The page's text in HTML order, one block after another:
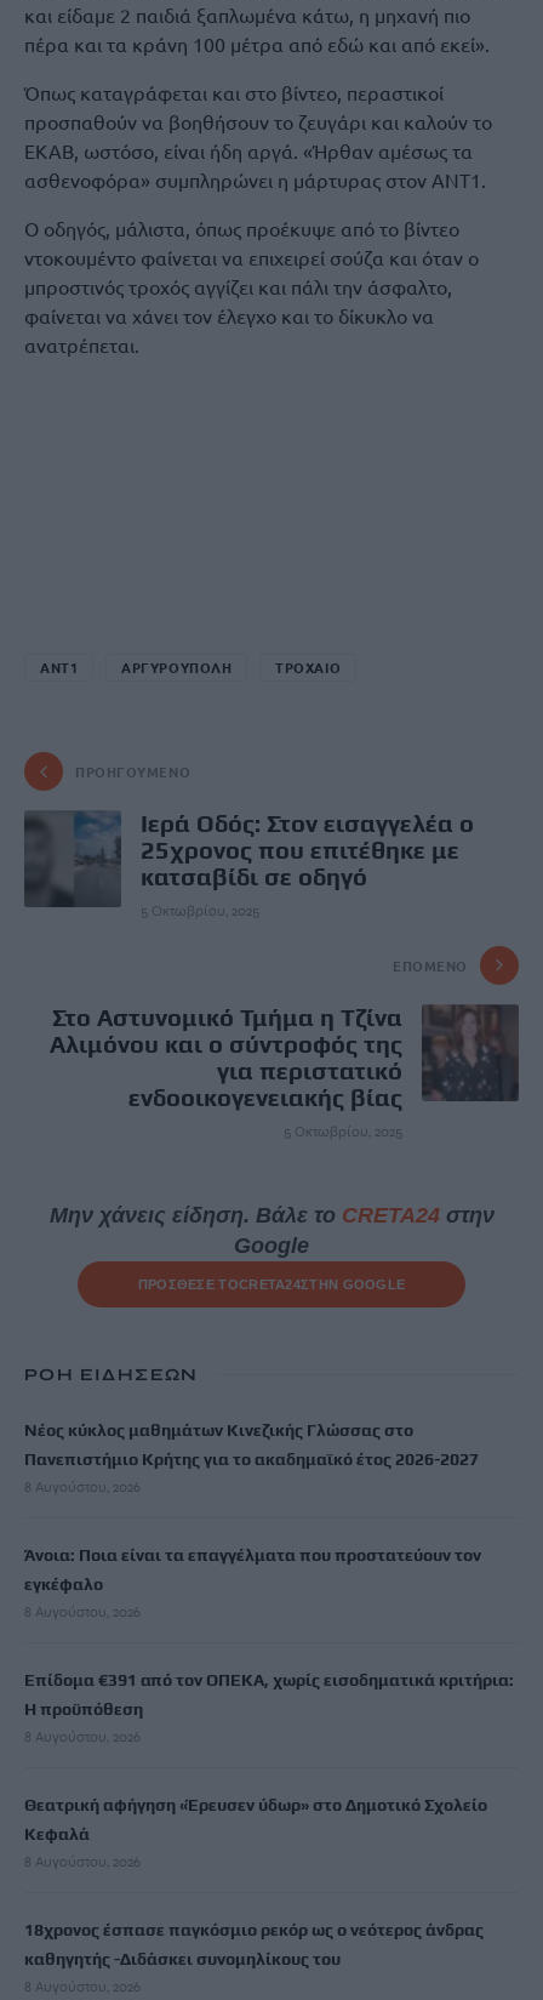
και είδαμε 2 παιδιά ξαπλωμένα κάτω, η μηχανή πιο
πέρα και τα κράνη 100 μέτρα από εδώ και από εκεί».
Όπως καταγράφεται και στο βίντεο, περαστικοί
προσπαθούν να βοηθήσουν το ζευγάρι και καλούν το
ΕΚΑΒ, ωστόσο, είναι ήδη αργά. «Ήρθαν αμέσως τα
ασθενοφόρα» συμπληρώνει η μάρτυρας στον ΑΝΤ1.
Ο οδηγός, μάλιστα, όπως προέκυψε από το βίντεο
ντοκουμέντο φαίνεται να επιχειρεί σούζα και όταν ο
μπροστινός τροχός αγγίζει και πάλι την άσφαλτο,
φαίνεται να χάνει τον έλεγχο και το δίκυκλο να
ανατρέπεται.
ΑΝΤ1 ΑΡΓΥΡΟΥΠΟΛΗ ΤΡΟΧΑΙΟ
ΠΡΟΗΓΟΎΜΕΝΟ
Ιερά Οδός: Στον εισαγγελέα ο
25χρονος που επιτέθηκε με
κατσαβίδι σε οδηγό
5 Οκτωβρίου, 2025
ΕΠΌΜΕΝΟ
Στο Αστυνομικό Τμήμα η Τζίνα
Αλιμόνου και ο σύντροφός της
για περιστατικό
ενδοοικογενειακής βίας
5 Οκτωβρίου, 2025
Μην χάνεις είδηση. Βάλε το CRETA24στην
Google
ΠΡΟΣΘΕΣΕ ΤΟCRETA24ΣΤΗΝ GOOGLE
ΡΟΗ ΕΙΔΗΣΕΩΝ
Νέος κύκλος μαθημάτων Κινεζικής Γλώσσας στο
Πανεπιστήμιο Κρήτης για το ακαδημαϊκό έτος 2026-2027
8 Αυγούστου, 2026
Άνοια: Ποια είναι τα επαγγέλματα που προστατεύουν τον
εγκέφαλο
8 Αυγούστου, 2026
Επίδομα €391 από τον ΟΠΕΚΑ, χωρίς εισοδηματικά κριτήρια:
Η προϋπόθεση
8 Αυγούστου, 2026
Θεατρική αφήγηση «Έρευσεν ύδωρ» στο Δημοτικό Σχολείο
Κεφαλά
8 Αυγούστου, 2026
18χρονος έσπασε παγκόσμιο ρεκόρ ως ο νεότερος άνδρας
καθηγητής -Διδάσκει συνομηλίκους του
8 Αυγούστου, 2026